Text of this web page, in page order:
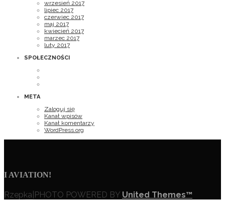
wrzesień 2017
lipiec 2017
czerwiec 2017
maj 2017
kwiecień 2017
marzec 2017
luty 2017
SPOŁECZNOŚCI
META
Zaloguj się
Kanał wpisów
Kanał komentarzy
WordPress.org
I AVIATION!
Rzepka|PHOTO POWERED BY United Themes™